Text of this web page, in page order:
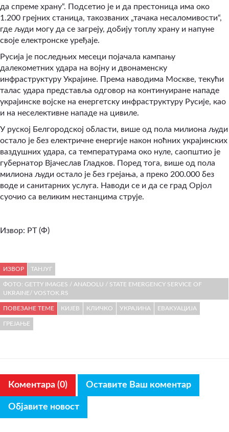
да спреме храну“. Подсетио је и да престоница има око
1.200 грејних станица, такозваних „тачака несаломивости“,
где људи могу да се загреју, добију топлу храну и напуне
своје електронске уређаје.
Русија је последњих месеци појачала кампању
далекометних удара на војну и двонаменску
инфраструктуру Украјине. Према наводима Москве, текући
талас удара представља одговор на континуиране нападе
украјинске војске на енергетску инфраструктуру Русије, као
и на неселективне нападе на цивиле.
У руској Белгородској области, више од пола милиона људи
остало је без електричне енергије након ноћних украјинских
ваздушних удара, са температурама око нуле, саопштио је
губернатор Вјачеслав Гладков. Поред тога, више од пола
милиона људи остало је без грејања, а преко 200.000 без
воде и санитарних услуга. Наводи се и да се град Орјол
суочио са великим нестанцима струје.
Извор: РТ (Ф)
ИЗВОР ТАНЈУГ
ФОТО: GETTY IMAGES / ANADOLU / STATE EMERGENCY SERVICE OF
UKRAINE/ VOSTOK.RS
ПОВЕЗАНЕ ТЕМЕ КИЈЕВ КЛИЧКО УКРАЈИНА ЕВАКУАЦИЈА
ГРЕЈАЊЕ
Коментара (0) Оставите Ваш коментар
Објавите новост